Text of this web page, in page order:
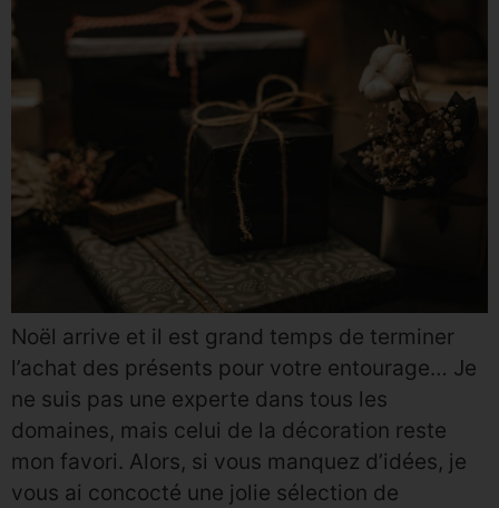
Noël arrive et il est grand temps de terminer
l’achat des présents pour votre entourage… Je
ne suis pas une experte dans tous les
domaines, mais celui de la décoration reste
mon favori. Alors, si vous manquez d’idées, je
vous ai concocté une jolie sélection de